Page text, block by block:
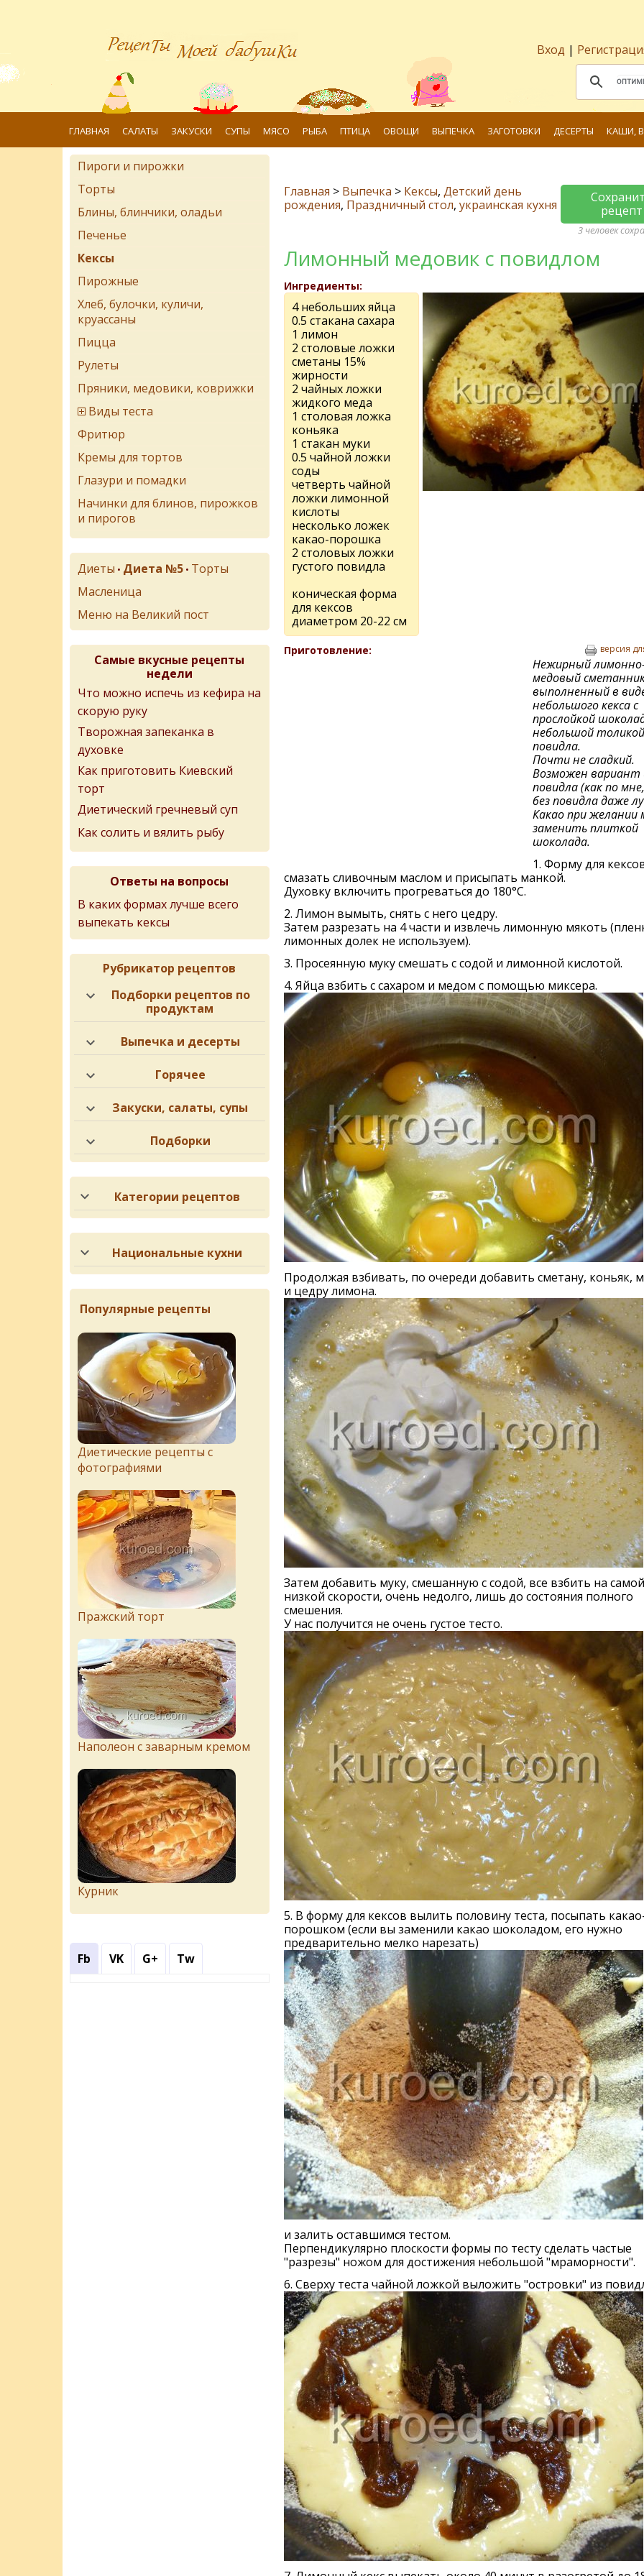
Вход |
ГЛАВНАЯ САЛАТЫ ЗАКУСКИ СУПЫ МЯСО РЫБА ПТИЦА ОВОЩИ ВЫПЕЧКА ЗАГОТОВКИ ДЕСЕРТЫ КАШИ,
Главная > Выпечка > Кексы, Детский день
рождения, Праздничный стол, украинская кухня
рецепт
3 человек
Лимонный медовик с повидлом
Ингредиенты:
4 небольших яйца
0.5 стакана сахара
1 лимон
2 столовые ложки
сметаны 15%
жирности
2 чайных ложки
жидкого меда
1 столовая ложка
коньяка
1 стакан муки
0.5 чайной ложки
соды
четверть чайной
ложки лимонной
кислоты
несколько ложек
какао-порошка
2 столовых ложки
густого повидла
коническая форма
для кексов
диаметром 20-22 см
Приготовление: версия
Нежирный
медовый
выполненный в
небольшого кекса с
прослойкой
небольшой толикой
повидла.
Почти не сладкий.
Возможен вариант
повидла (как по
без повидла даже
Какао при желании
заменить плиткой
шоколада.
1. Форму для
смазать сливочным маслом и присыпать манкой.
Духовку включить прогреваться до 180°С.
2. Лимон вымыть, снять с него цедру.
Затем разрезать на 4 части и извлечь лимонную мякоть
лимонных долек не используем).
3. Просеянную муку смешать с содой и лимонной кислотой.
4. Яйца взбить с сахаром и медом с помощью миксера.
Продолжая взбивать, по очереди добавить сметану, коньяк,
и цедру лимона.
Затем добавить муку, смешанную с содой, все взбить на самой
низкой скорости, очень недолго, лишь до состояния полного
смешения.
У нас получится не очень густое тесто.
5. В форму для кексов вылить половину теста, посыпать
порошком (если вы заменили какао шоколадом, его нужно
предварительно мелко нарезать)
и залить оставшимся тестом.
Перпендикулярно плоскости формы по тесту сделать частые
"разрезы" ножом для достижения небольшой "мраморности".
6. Сверху теста чайной ложкой выложить "островки" из
Пироги и пирожки
Торты
Блины, блинчики, оладьи
Печенье
Кексы
Пирожные
Хлеб, булочки, куличи,
круассаны
Пицца
Рулеты
Пряники, медовики, коврижки
Виды теста
Фритюр
Кремы для тортов
Глазури и помадки
Начинки для блинов, пирожков
и пирогов
Диеты • Диета №5 • Торты
Масленица
Меню на Великий пост
Самые вкусные рецепты
недели
Что можно испечь из кефира на
скорую руку
Творожная запеканка в
духовке
Как приготовить Киевский
торт
Диетический гречневый суп
Как солить и вялить рыбу
Ответы на вопросы
В каких формах лучше всего
выпекать кексы
Рубрикатор рецептов
Подборки рецептов по
продуктам
Выпечка и десерты
Горячее
Закуски, салаты, супы
Подборки
Категории рецептов
Национальные кухни
Популярные рецепты
Диетические рецепты с
фотографиями
Пражский торт
Наполеон с заварным кремом
Курник
Fb VK G+ Tw